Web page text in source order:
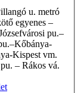
egyenes –
pu.–
Kispest vm.
– Rákos vá.